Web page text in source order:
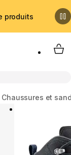
produits
My
Chaussures et